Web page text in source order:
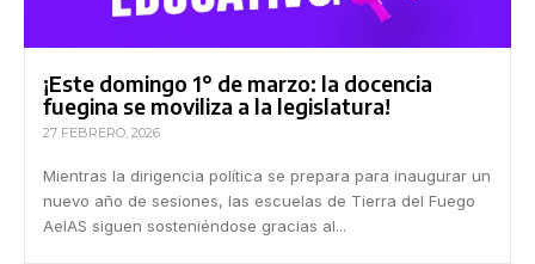
¡Este domingo 1° de marzo: la docencia
fuegina se moviliza a la legislatura!
27 FEBRERO, 2026
Mientras la dirigencia política se prepara para inaugurar un
nuevo año de sesiones, las escuelas de Tierra del Fuego
AeIAS siguen sosteniéndose gracias al...